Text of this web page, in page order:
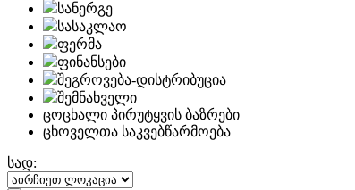
სანერგე
სასაკლაო
ფერმა
ფინანსები
შეგროვება-დისტრიბუცია
შემნახველი
ცოცხალი პირუტყვის ბაზრები
ცხოველთა საკვებწარმოება
სად: